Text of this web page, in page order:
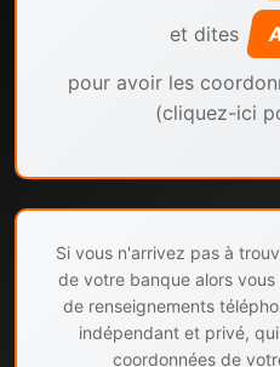
et dites
pour avoir les
(cliquez-ici
Si vous n'arrivez pas à
de votre banque alors
de renseignements
indépendant et privé,
coordonnées de